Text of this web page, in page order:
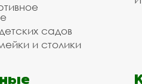
садов
и столики